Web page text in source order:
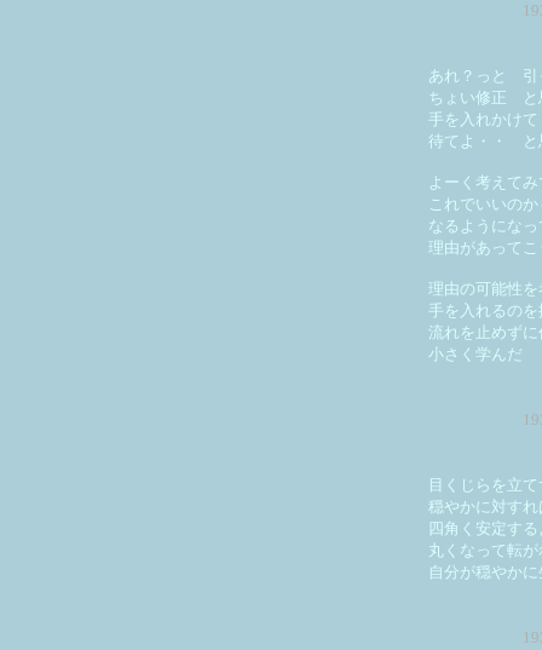
あれ？っと 引
ちょい修正 と
手を入れかけて
待てよ・・ と
よーく考えてみ
これでいいのか
なるようになっ
理由があってこ
理由の可能性
手を入れるのを
流れを止めず
小さく学んだ
目くじらを立て
穏やかに対すれ
四角く安定する
丸くなって転が
自分が穏やか